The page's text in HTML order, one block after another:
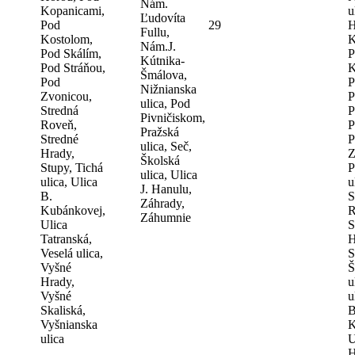
Kopanicami,
Pod
Kostolom,
Pod Skálím,
Pod Stráňou,
Pod
Zvonicou,
Stredná
Roveň,
Stredné
Hrady,
Stupy, Tichá
ulica, Ulica
B.
Kubánkovej,
Ulica
Tatranská,
Veselá ulica,
Vyšné
Hrady,
Vyšné
Skaliská,
Vyšnianska
ulica
Nám.
Ľudovíta
Fullu,
Nám.J.
Kútnika-
Šmálova,
Nižnianska
ulica, Pod
Pivničiskom,
Pražská
ulica, Seč,
Školská
ulica, Ulica
J. Hanulu,
Záhrady,
Záhumnie
29